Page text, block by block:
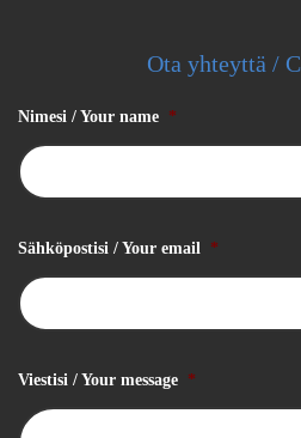
Ota yhteyttä /
Nimesi / Your name *
Sähköpostisi / Your email *
Viestisi / Your message *